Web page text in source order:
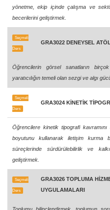
yönetme, ekip içinde çalışma ve
becerilerini geliştirmek.
Seçmeli
Ders
GRA3022 DENEYSEL
Öğrencilerin görsel sanatların
yaratıcılığın temeli olan sezgi ve algı
Seçmeli
Ders
GRA3024 KİNETİK
Öğrencilere kinetik tipografi
boyutunu kullanarak iletişim kurma
süreçlerinde sürdürülebilirlik ve
geliştirmek.
Seçmeli
Ders
GRA3026 TOPLUMA
UYGULAMALARI